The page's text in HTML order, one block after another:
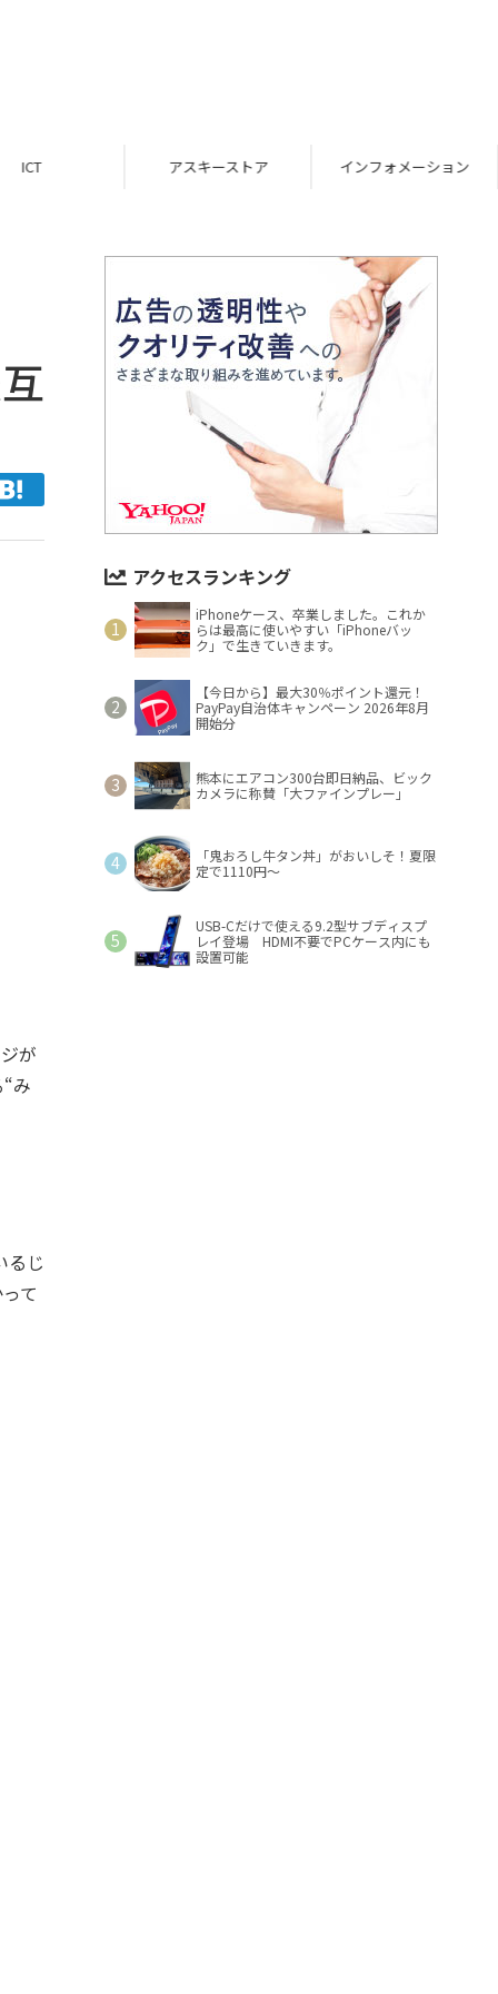
ICT アスキーストア インフォメーション
が
み
るじ
て
アクセスランキング
iPhoneケース、卒業しました。これか
らは最高に使いやすい「iPhoneバッ
ク」で生きていきます。
【今日から】最大30％ポイント還元！
PayPay自治体キャンペーン 2026年8月
開始分
熊本にエアコン300台即日納品、ビック
カメラに称賛「大ファインプレー」
「鬼おろし牛タン丼」がおいしそ！夏限
定で1110円～
USB-Cだけで使える9.2型サブディスプ
レイ登場 HDMI不要でPCケース内にも
設置可能